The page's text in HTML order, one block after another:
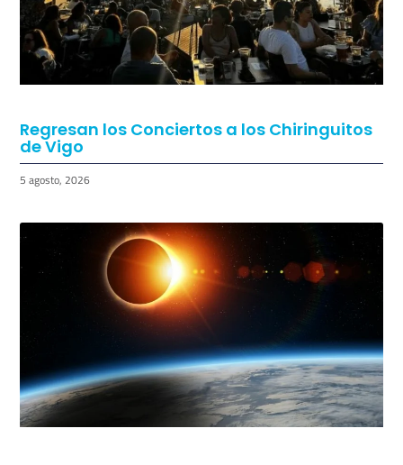
TAMBIÉN PODRÍA GUSTARTE:
Regresan los Conciertos a los Chiringuitos
5 agosto, 2026